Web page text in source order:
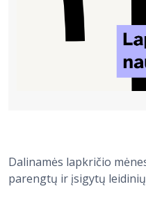
Dalinamės lapkričio
parengtų ir įsigytų